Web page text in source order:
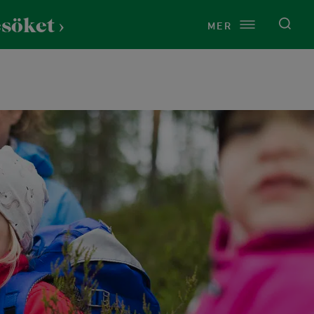
dop
Vandring & natur
Stigar och leder
Fågelskådning
Stigar för barn
Naturen på Lida
Presentkort
Toaletter
Cykeltvätt
Raststugan Naturport
Tältning och vindskydd
Grillplatser
Omklädningsrum och bastu
MER
Kontakt
Årsredovisningar
Vi finns på Lida
Historia
Naturen på Lida
Hållbarhet
Uthyrningspolicy
Samarbeten och sponsring